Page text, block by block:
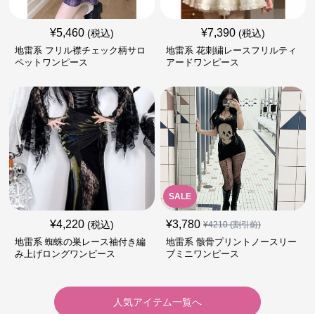
¥5,460 (税込)
地雷系 フリル襟チェック柄サロ
ペットワンピース
¥7,390 (税込)
地雷系 花刺繍レースフリルティ
アードワンピース
¥4,220 (税込)
地雷系 蜘蛛の巣レース袖付き編
み上げロングワンピース
SALE
¥3,780 ¥4210(割引前)
地雷系 骸骨プリントノースリー
ブミニワンピース
人気アイテム一覧へ